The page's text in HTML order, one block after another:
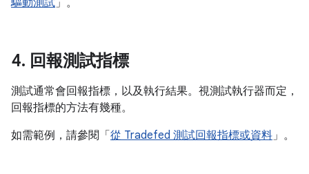
驅動測試」。
4. 回報測試指標
測試通常會回報指標，以及執行結果。視測試執行器而定，
回報指標的方法有幾種。
如需範例，請參閱「 從 Tradefed 測試回報指標或資料」。